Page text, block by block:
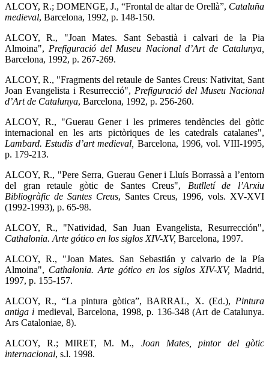
ALCOY, R.; DOMENGE, J., “Frontal de altar de Orellà”, Cataluña
medieval, Barcelona, 1992, p. 148-150.
ALCOY, R., "Joan Mates. Sant Sebastià i calvari de la Pia
Almoina", Prefiguració del Museu Nacional d’Art de Catalunya,
Barcelona, 1992, p. 267-269.
ALCOY, R., "Fragments del retaule de Santes Creus: Nativitat, Sant
Joan Evangelista i Resurrecció", Prefiguració del Museu Nacional
d’Art de Catalunya, Barcelona, 1992, p. 256-260.
ALCOY, R., "Guerau Gener i les primeres tendències del gòtic
internacional en les arts pictòriques de les catedrals catalanes",
Lambard. Estudis d’art medieval, Barcelona, 1996, vol. VIII-1995,
p. 179-213.
ALCOY, R., "Pere Serra, Guerau Gener i Lluís Borrassà a l’entorn
del gran retaule gòtic de Santes Creus", Butlletí de l’Arxiu
Bibliogràfic de Santes Creus, Santes Creus, 1996, vols. XV-XVI
(1992-1993), p. 65-98.
ALCOY, R., "Natividad, San Juan Evangelista, Resurrección",
Cathalonia. Arte gótico en los siglos XIV-XV, Barcelona, 1997.
ALCOY, R., "Joan Mates. San Sebastián y calvario de la Pía
Almoina", Cathalonia. Arte gótico en los siglos XIV-XV, Madrid,
1997, p. 155-157.
ALCOY, R., “La pintura gòtica”, BARRAL, X. (Ed.), Pintura
antiga i medieval, Barcelona, 1998, p. 136-348 (Art de Catalunya.
Ars Cataloniae, 8).
ALCOY, R.; MIRET, M. M., Joan Mates, pintor del gòtic
internacional, s.l. 1998.